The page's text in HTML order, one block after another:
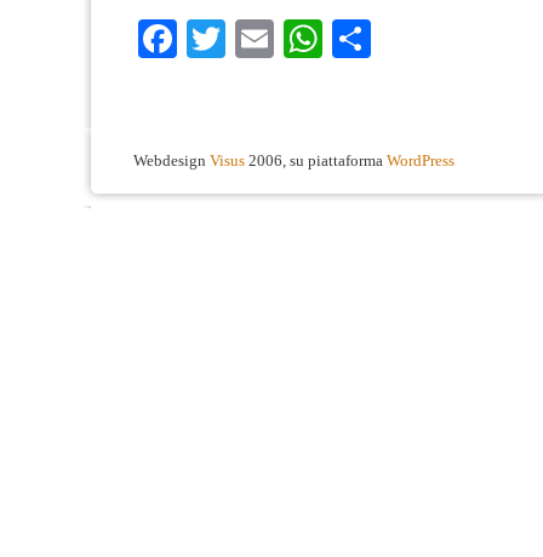
Facebook
TwitterEmailWhatsApp
Webdesign Visus 2006, su piattaforma WordPress